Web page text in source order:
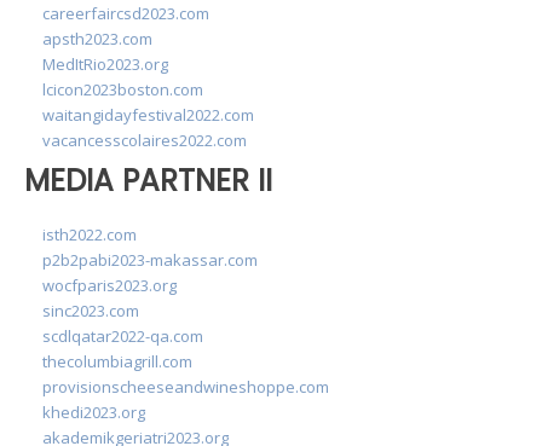
careerfaircsd2023.com
apsth2023.com
MedItRio2023.org
lcicon2023boston.com
waitangidayfestival2022.com
vacancesscolaires2022.com
MEDIA PARTNER II
isth2022.com
p2b2pabi2023-makassar.com
wocfparis2023.org
sinc2023.com
scdlqatar2022-qa.com
thecolumbiagrill.com
provisionscheeseandwineshoppe.com
khedi2023.org
akademikgeriatri2023.org